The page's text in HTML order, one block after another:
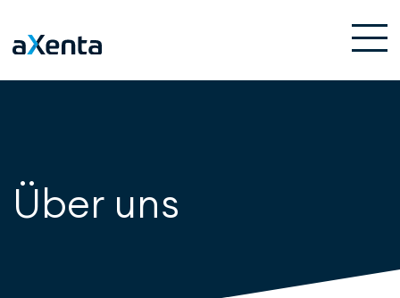
Über uns